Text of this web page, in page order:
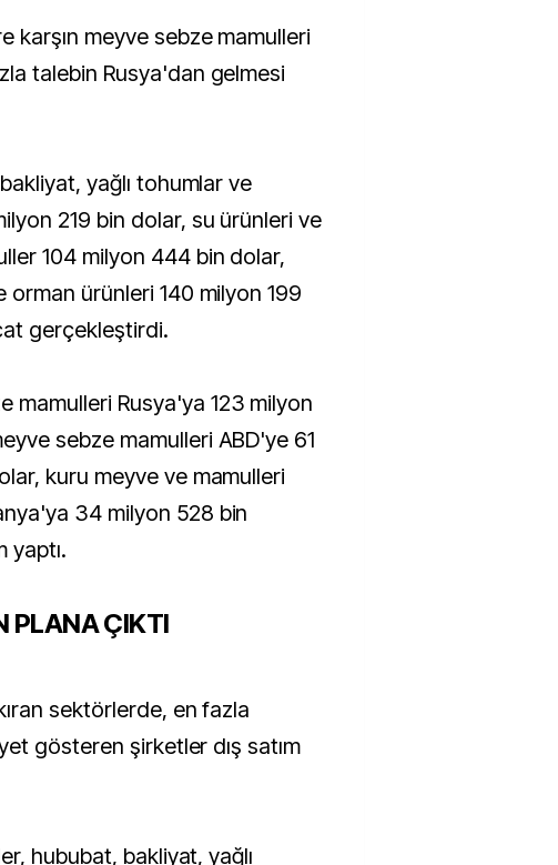
karşın meyve sebze mamulleri
talebin Rusya'dan gelmesi
yağlı tohumlar ve
219 bin dolar, su ürünleri ve
104 milyon 444 bin dolar,
orman ürünleri 140 milyon 199
gerçekleştirdi.
mamulleri Rusya'ya 123 milyon
sebze mamulleri ABD'ye 61
kuru meyve ve mamulleri
34 milyon 528 bin
yaptı.
PLANA ÇIKTI
sektörlerde, en fazla
gösteren şirketler dış satım
hububat, bakliyat, yağlı